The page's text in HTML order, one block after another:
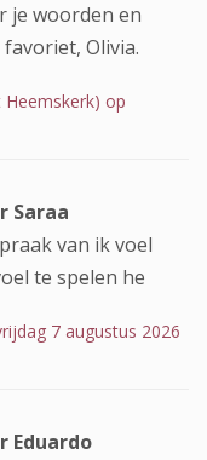
je woorden en
Olivia.
op
Saraa
van ik voel
te spelen he
7 augustus 2026
Eduardo